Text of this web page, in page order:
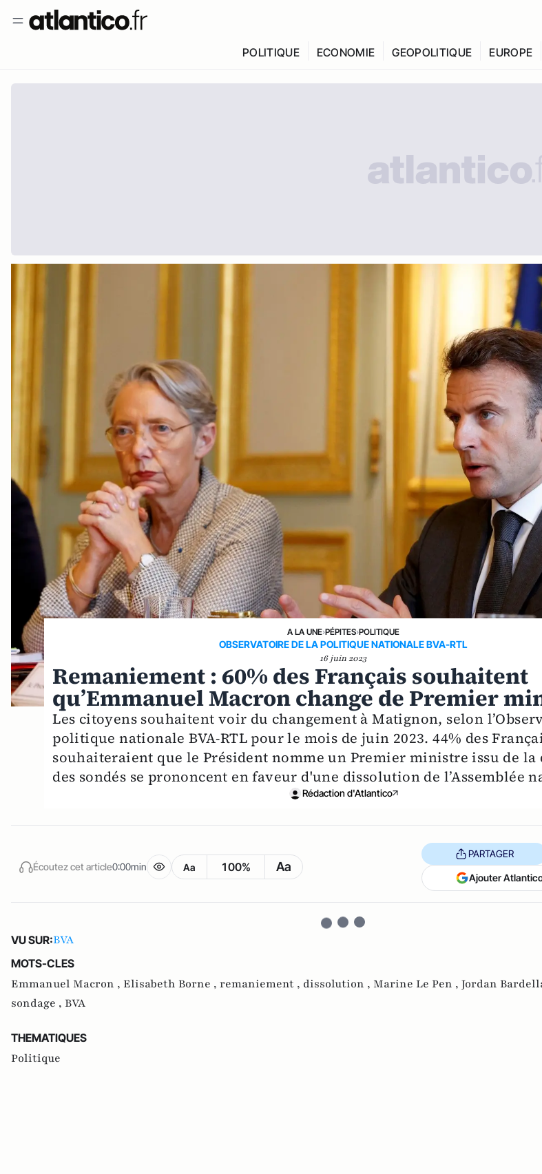
POLITIQUE ECONOMIE GEOPOLITIQUE EUROPE
A LA UNE›PÉPITES›POLITIQUE
OBSERVATOIRE DE LA POLITIQUE NATIONALE BVA-RTL
16 juin 2023
Remaniement : 60% des Français souhaitent
qu’Emmanuel Macron change de Premier
Les citoyens souhaitent voir du changement à Matignon, selon
politique nationale BVA-RTL pour le mois de juin 2023. 44% des
souhaiteraient que le Président nomme un Premier ministre issu de la
des sondés se prononcent en faveur d'une dissolution de l’Assemblée
Rédaction d'Atlantico
Écoutez cet article0:00min Aa 100% Aa
PARTAGER
Ajouter
VU SUR:BVA
MOTS-CLES
Emmanuel Macron , Elisabeth Borne , remaniement , dissolution , Marine Le Pen , Jordan
sondage , BVA
THEMATIQUES
Politique